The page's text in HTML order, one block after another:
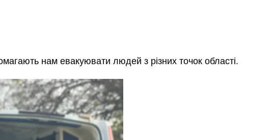
нам евакуювати людей з різних точок області.